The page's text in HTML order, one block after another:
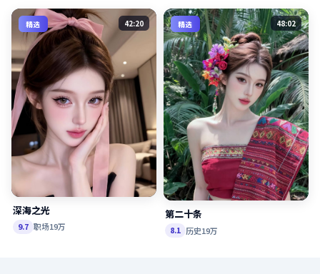
精选 42:20
深海之光
9.7 职场19万
精选 48:02
第二十条
8.1 历史19万